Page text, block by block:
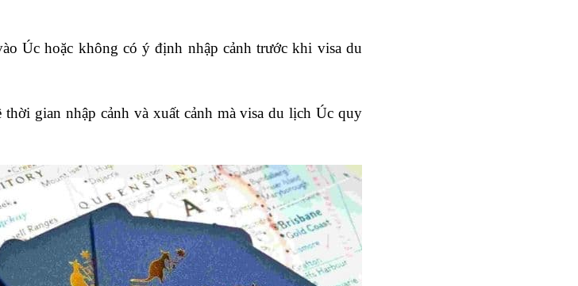
Úc hoặc không có ý định nhập cảnh trước khi visa du
gian nhập cảnh và xuất cảnh mà visa du lịch Úc quy